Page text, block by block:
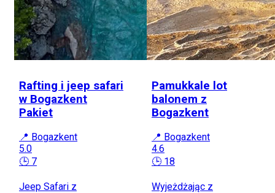
Rafting i jeep safari
w Bogazkent
Pakiet
📍 Bogazkent
5.0
🕒 7
Jeep Safari z
Pamukkale lot
balonem z
Bogazkent
📍 Bogazkent
4.6
🕒 18
Wyjeżdżając z